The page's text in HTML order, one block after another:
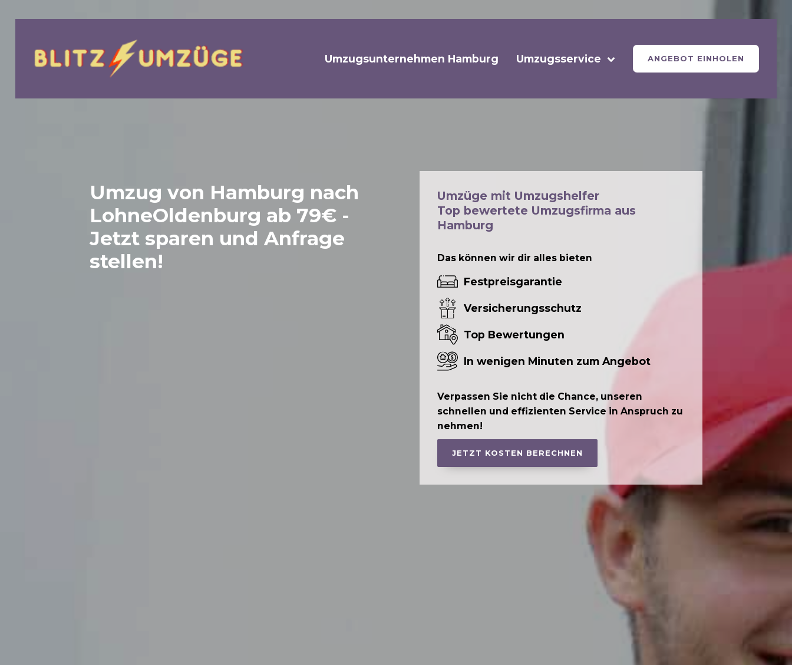
Umzugsunternehmen Hamburg Umzugsservice ANGEBOT EINHOLEN
Umzug von Hamburg nach
LohneOldenburg ab 79€ -
Jetzt sparen und Anfrage
stellen!
Umzüge mit Umzugshelfer
Top bewertete Umzugsfirma aus
Hamburg
Das können wir dir alles bieten
Festpreisgarantie
Versicherungsschutz
Top Bewertungen
In wenigen Minuten zum Angebot
Verpassen Sie nicht die Chance, unseren
schnellen und effizienten Service in Anspruch zu
nehmen!
JETZT KOSTEN BERECHNEN